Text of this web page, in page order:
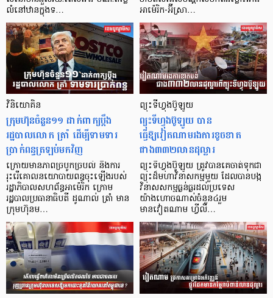
លំនៅឋានក្នុងទ…
អាម៉េរិក-អ៊ីស្រា…
វិនិយោគិន
ក្រុមហ៊ុនចំនួន១១ ដាក់ពាក្យប្តឹង
រដ្ឋបាលលោក ត្រាំ ដើម្បីទាមទារ
ប្រាក់ពន្ធត្រឡប់មកវិញ
ក្រោយមានភាពច្របូកច្របល់ និងការ
រុះរើគោលនយោបាយពន្ធចុះឡើងរបស់
រដ្ឋាភិបាលសហព័ន្ធអាម៉េរិក ក្រោម
រដ្ឋបាលប្រធានាធិបតី ដូណាល់ ត្រាំ មាន
ក្រុមហ៊ុនម…
ព្យុះទីហ្វុងប៊ូឡូយ
ព្យុះទីហ្វុងប៊ូឡូយ បាន
ធ្វើឱ្យវៀតណាមរងការខូចខាត
ជាង៣៣២លានដុល្លារ
ព្យុះទីហ្វុងប៊ូឡូយ ត្រូវបានគេចាត់ទុកជា
ព្យុះដ៏មហាវិនាសកម្មមួយ ដែលបានបង្ក
វិនាសសកម្មធ្ងន់ធ្ងរដល់ប្រទេស
យ៉ាងហោចណាស់ចំនួន៤រួម
មានវៀតណាម ហ្វីលី…